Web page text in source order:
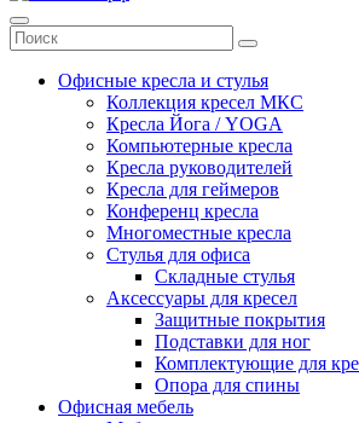
Офисные кресла и стулья
Коллекция кресел МКС
Кресла Йога / YOGA
Компьютерные кресла
Кресла руководителей
Кресла для геймеров
Конференц кресла
Многоместные кресла
Стулья для офиса
Складные стулья
Аксессуары для кресел
Защитные покрытия
Подставки для ног
Комплектующие для
Опора для спины
Офисная мебель